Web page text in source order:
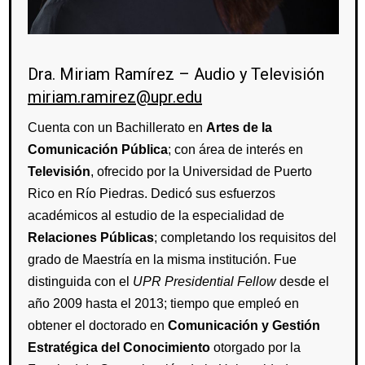
Dra. Miriam Ramírez – Audio y Televisión
miriam.ramirez@upr.edu
Cuenta con un Bachillerato en Artes de la
Comunicación Pública; con área de interés en
Televisión, ofrecido por la Universidad de Puerto
Rico en Río Piedras. Dedicó sus esfuerzos
académicos al estudio de la especialidad de
Relaciones Públicas; completando los requisitos del
grado de Maestría en la misma institución. Fue
distinguida con el UPR Presidential Fellowdesde el
año 2009 hasta el 2013; tiempo que empleó en
obtener el doctorado en Comunicación y Gestión
Estratégica del Conocimiento otorgado por la